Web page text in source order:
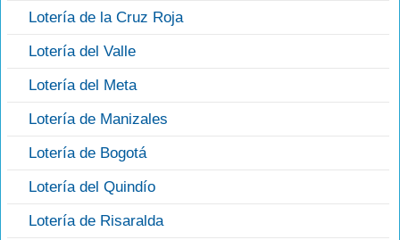
Lotería de la Cruz Roja
Lotería del Valle
Lotería del Meta
Lotería de Manizales
Lotería de Bogotá
Lotería del Quindío
Lotería de Risaralda